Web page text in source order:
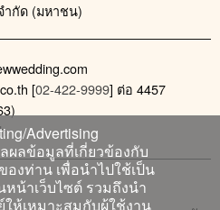
ำกัด (มหาชน)
[02-422-9999] ต่อ 4457
Advertising
ผลข้อมูลที่เกี่ยวข้องกับ
องท่าน เพื่อนำไปใช้เป็น
น้าเว็บไซต์ รวมถึงนำ
ห้เหมาะสมกับผู้ใช้งาน